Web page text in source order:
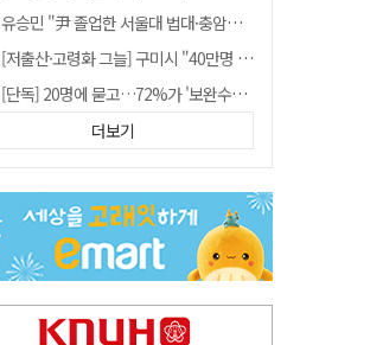
유승민 "尹 졸업한 서울대 법대·충암고도 없애야"…李 육사 통합 직격
[저출산·고령화 그늘] 구미시 "40만명 사수" 고령군 "3만명대 회복"
[단독] 20명에 묻고…72%가 '보완수사권 폐지'?
[전통시장 재개발사업] 신천시장 재개발, 준공 후에도 소송전
"김용민, 흑백논리로 세상 보는 듯" 검찰 내부서 지탄
[인사]경상북도
포항에 6천억원 규모 AI 데이터센터 들어선다
더보기